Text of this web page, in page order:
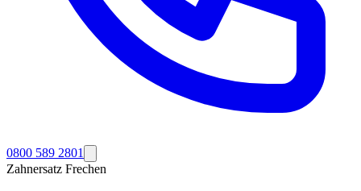
0800 589 2801
Zahnersatz Frechen